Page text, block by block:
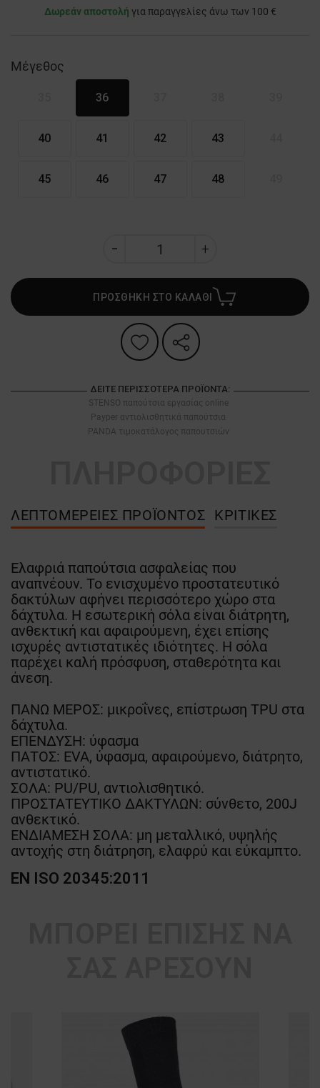
Δωρεάν αποστολή για παραγγελίες άνω των 100 €
Μέγεθος
36
40 41 42 43
45 46 47 48
ΠΡΟΣΘΗΚΗ ΣΤΟ ΚΑΛΑΘΙ
ΔΕΊΤΕ ΠΕΡΙΣΣΌΤΕΡΑ ΠΡΟΪΌΝΤΑ:
STENSO παπούτσια εργασίας online
Payper αντιολισθητικά παπούτσια
PANDA τιμοκατάλογος παπουτσιών
ΛΕΠΤΟΜΈΡΕΙΕΣ ΠΡΟΪΌΝΤΟΣ ΚΡΙΤΙΚΈΣ
Ελαφριά παπούτσια ασφαλείας που
αναπνέουν. Το ενισχυμένο προστατευτικό
δακτύλων αφήνει περισσότερο χώρο στα
δάχτυλα. Η εσωτερική σόλα είναι διάτρητη,
ανθεκτική και αφαιρούμενη, έχει επίσης
ισχυρές αντιστατικές ιδιότητες. Η σόλα
παρέχει καλή πρόσφυση, σταθερότητα και
άνεση.
ΠΑΝΩ ΜΕΡΟΣ: μικροΐνες, επίστρωση TPU στα
δάχτυλα.
ΕΠΕΝΔΥΣΗ: ύφασμα
ΠΑΤΟΣ: EVA, ύφασμα, αφαιρούμενο, διάτρητο,
αντιστατικό.
ΣΟΛΑ: PU/PU, αντιολισθητικό.
ΠΡΟΣΤΑΤΕΥΤΙΚΟ ΔΑΚΤΥΛΩΝ: σύνθετο, 200J
ανθεκτικό.
ΕΝΔΙΑΜΕΣΗ ΣΟΛΑ: μη μεταλλικό, υψηλής
αντοχής στη διάτρηση, ελαφρύ και εύκαμπτο.
EN ISO 20345:2011